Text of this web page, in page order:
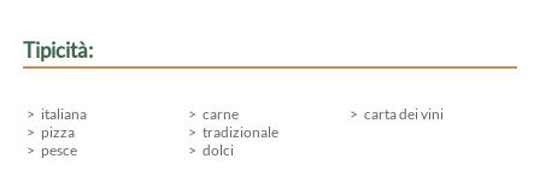
Tipicità:
italiana
pizza
pesce
carne
tradizionale
dolci
carta dei vini